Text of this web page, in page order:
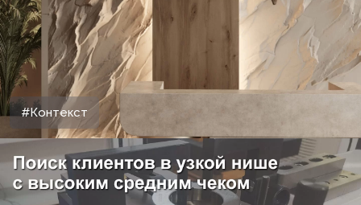
#Контекст